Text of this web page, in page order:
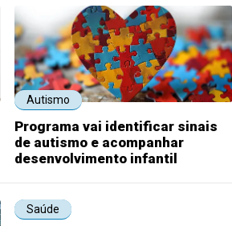
Autismo
Programa vai identificar sinais
de autismo e acompanhar
desenvolvimento infantil
Saúde